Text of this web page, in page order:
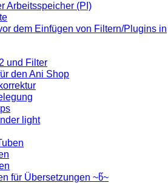
Arbeitsspeicher (PI)
dem Einfügen von Filtern/Plugins in
und Filter
den Ani Shop
light
für Übersetzungen ~წ~